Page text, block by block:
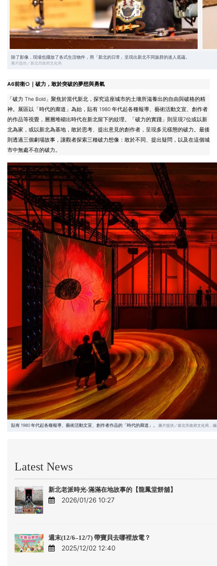
除了影像，現場也擺放了各式生活物件，用「新北的日常」呈現出新北不同族群的迷人底蘊。
圖片提供／新北市政府文化局
A6前衛○｜破力，敢於突破的夢想與勇氣
「破力 The Bold」聚焦於當代新北，探究這座城市的土壤所滋養出的自由與破格的精
神。展區以「時代的廊道」為始，貼有 1980 年代起各種報導、藝術活動文宣、創作者
的作品等視覺，層層堆砌出時代在新北留下的紋理。「破力的實踐」則呈現7位或以新
北為家，或以新北為基地，敢於思考、提出意見的創作者，呈現多元樣態的破力。最後
則透過三個劇場故事，讓觀者探索三種破力想像：敢於不同、提出疑問，以及在這個城
市中無處不在的破力。
貼有 1980 年代起各種報導、藝術活動文宣、創作者作品的「時代的廊道」。 圖片提供／新北市政府文化局，
Latest News
新北老派時光-滿滿在地故事的【龍鳳堂餅舖】
2026/01/26 10:27
週末(12/6–12/7) 帶寶貝去哪裡放電？
2025/12/02 12:40